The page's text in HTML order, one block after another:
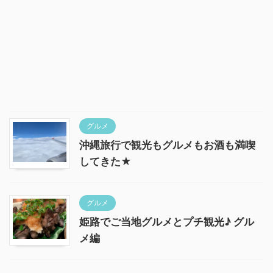
グルメ
沖縄旅行で観光もグルメもお酒も満喫
してきた★
グルメ
姫路でご当地グルメとプチ観光♪ グル
メ編